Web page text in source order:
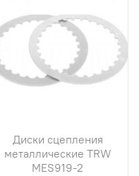
Диски сцепления
металлические TRW
MES919-2